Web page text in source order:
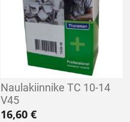
Naulakiinnike TC 10-14
V45
16,60€